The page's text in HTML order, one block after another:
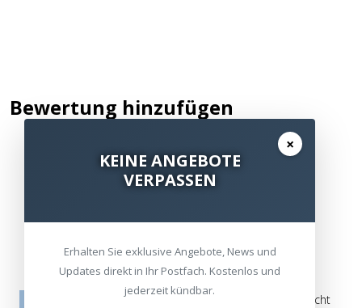
Bewertung hinzufügen
Kommentar / Bewertung schreiben
Die Bewertungen werden vor ihrer Veröffentlichung nicht
×
KEINE ANGEBOTE
VERPASSEN
Erhalten Sie exklusive Angebote, News und
Updates direkt in Ihr Postfach. Kostenlos und
jederzeit kündbar.